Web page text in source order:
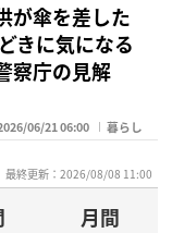
が傘を差した
きに気になる
察庁の見解
06/21 06:00 暮らし
最終更新：2026/08/08 11:00
月間